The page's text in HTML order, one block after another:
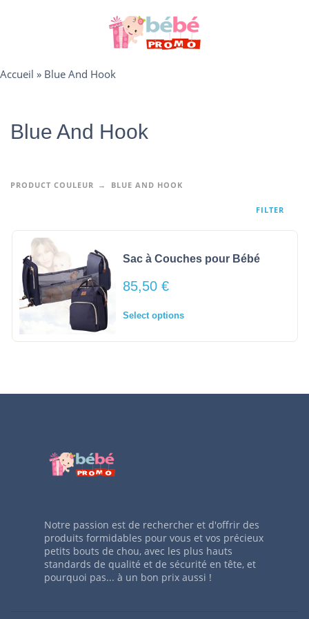
Accueil » Blue And Hook
Blue And Hook
PRODUCT COULEUR BLUE AND HOOK
FILTER
Sac à Couches pour Bébé
85,50 €
Select options
Notre passion est de rechercher et d'offrir des
produits formidables pour vous et vos précieux
petits bouts de chou, avec les plus hauts
standards de qualité et de sécurité en tête, et
pourquoi pas... à un bon prix aussi !